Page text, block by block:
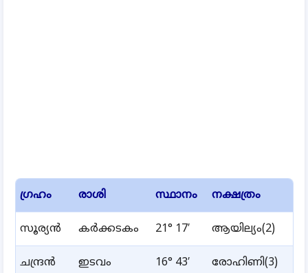
ഗ്രഹം രാശി സ്ഥാനം നക്ഷത്രം
സൂര്യൻ കർക്കടകം 21° 17′ ആയില്യം(2)
ചന്ദ്രൻ ഇടവം 16° 43′ രോഹിണി(3)